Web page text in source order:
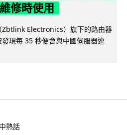
修時使用
Zbtlink Electronics）旗下的路由器
現每 35 秒便會與中國伺服器連
熱話